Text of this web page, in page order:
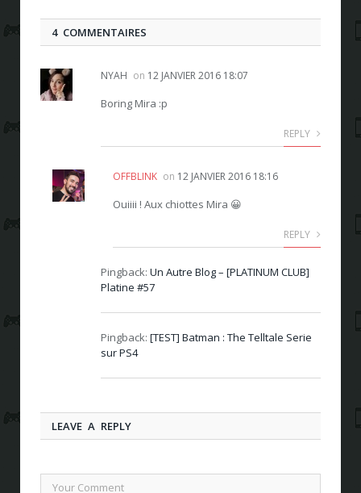
4 COMMENTAIRES
NYAH on 12 JANVIER 2016 18:07
Boring Mira :p
REPLY
OFFBLINK on 12 JANVIER 2016 18:16
Ouiiii ! Aux chiottes Mira 😀
REPLY
Pingback: Un Autre Blog – [PLATINUM CLUB]
Platine #57
Pingback: [TEST] Batman : The Telltale Serie
sur PS4
LEAVE A REPLY